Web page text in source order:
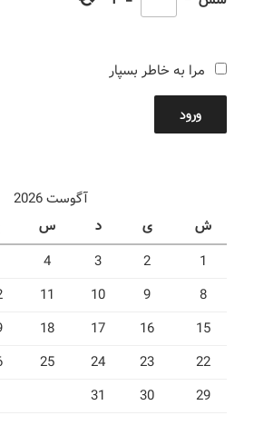
مرا به خاطر بسپار
ورود
آگوست 2026
ش
ی د س
1
2
3
4
8
9
10
11
15
16
17
18
22
23
24
25
29
30
31